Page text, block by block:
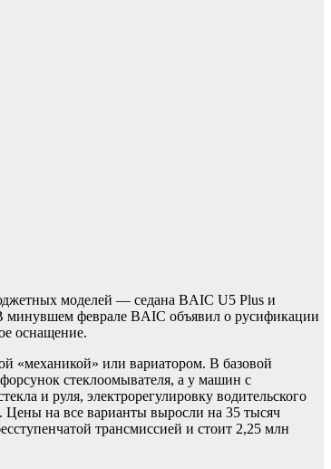
моделей — седана BAIC U5 Plus и
минувшем феврале BAIC объявил о русификации
оснащение.
«механикой» или вариатором. В базовой
стеклоомывателя, а у машин с
и руля, электрорегулировку водительского
Цены на все варианты выросли на 35 тысяч
трансмиссией и стоит 2,25 млн